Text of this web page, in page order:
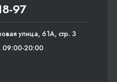
97
улица, 61А, стр. 3
09:00-20:00